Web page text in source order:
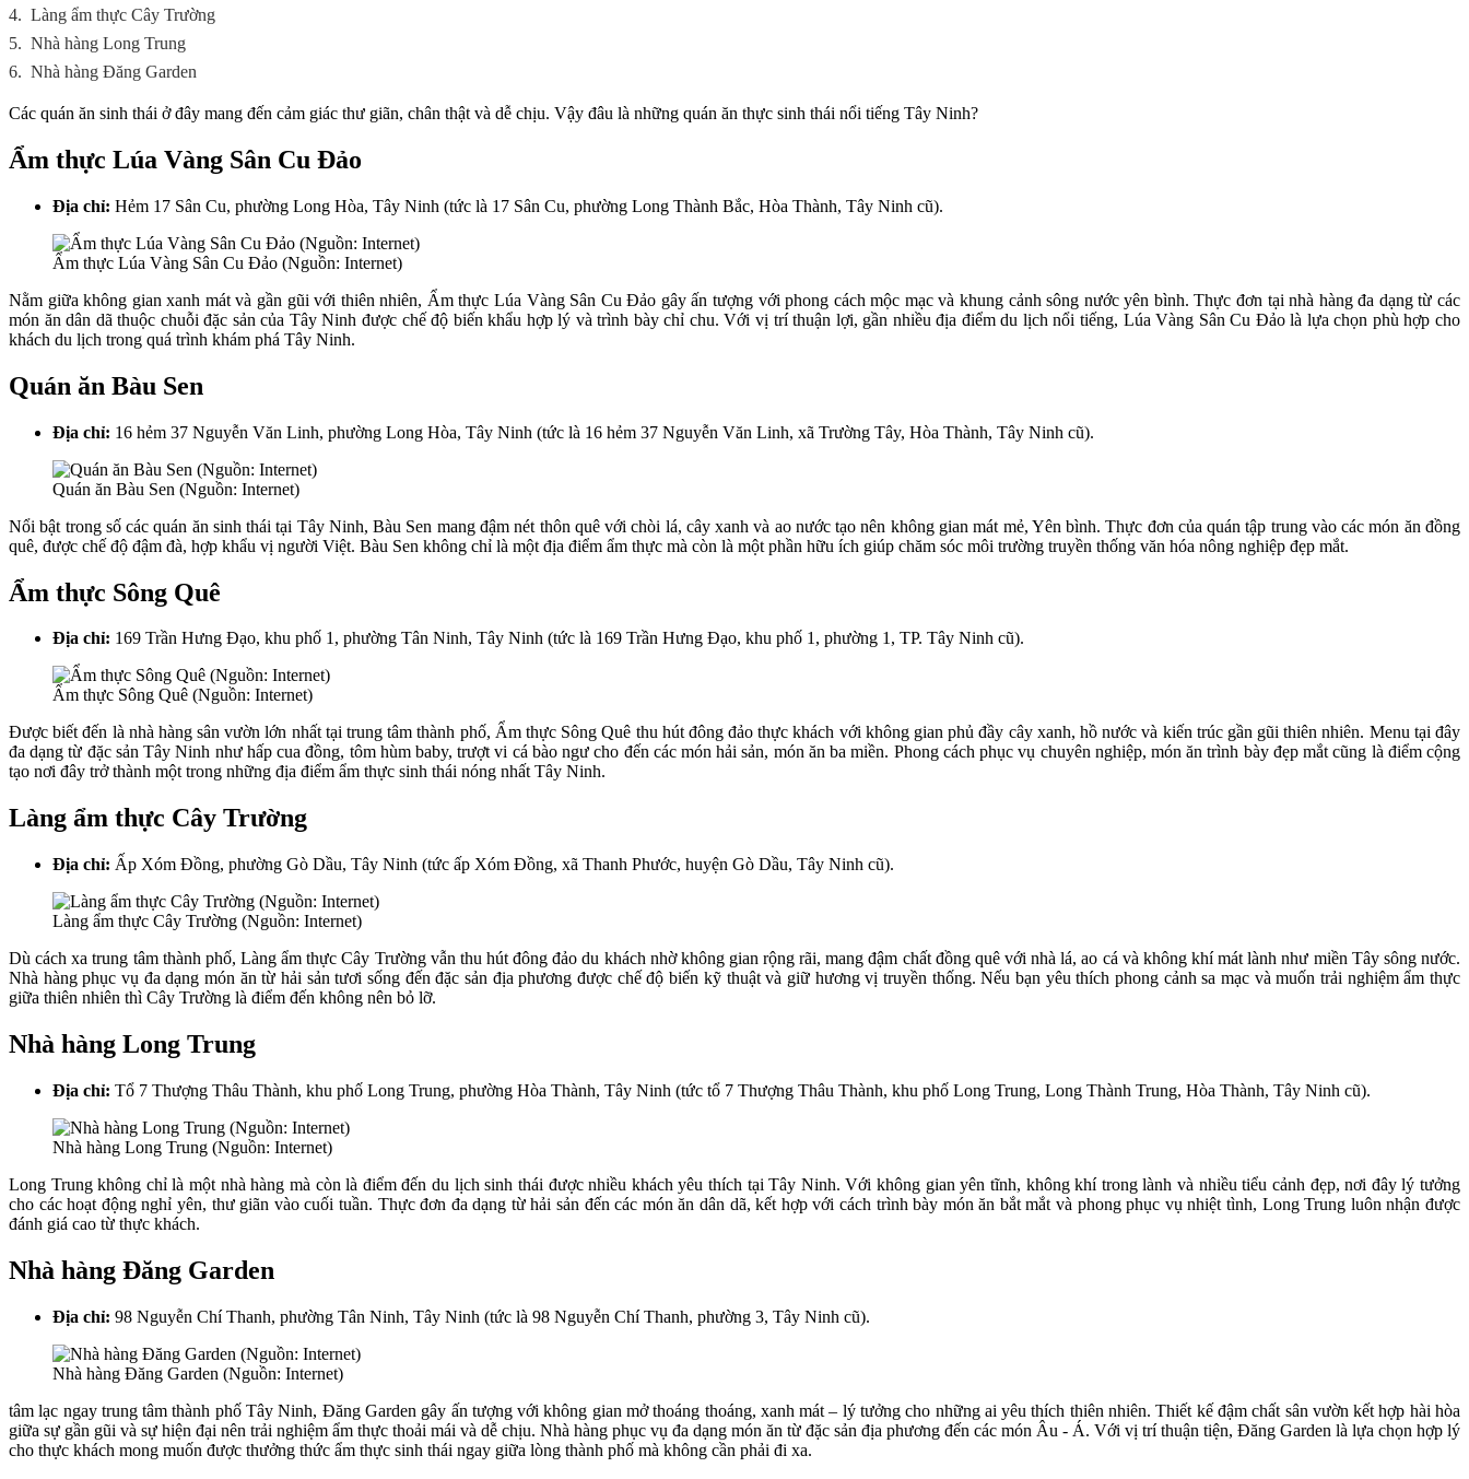
4. Làng ẩm thực Cây Trường
5. Nhà hàng Long Trung
6. Nhà hàng Đăng Garden
Các quán ăn sinh thái ở đây mang đến cảm giác thư giãn, chân thật và dễ chịu. Vậy đâu là những quán ăn thực sinh thái nổi tiếng Tây Ninh?
Ẩm thực Lúa Vàng Sân Cu Đảo
Địa chỉ: Hẻm 17 Sân Cu, phường Long Hòa, Tây Ninh (tức là 17 Sân Cu, phường Long Thành Bắc, Hòa Thành, Tây Ninh cũ).
Ẩm thực Lúa Vàng Sân Cu Đảo (Nguồn: Internet)
Nằm giữa không gian xanh mát và gần gũi với thiên nhiên, Ẩm thực Lúa Vàng Sân Cu Đảo gây ấn tượng với phong cách mộc mạc và khung cảnh sông nước yên bình. Thực đơn tại nhà hàng đa dạng từ các
món ăn dân dã thuộc chuỗi đặc sản của Tây Ninh được chế độ biến khẩu hợp lý và trình bày chỉ chu. Với vị trí thuận lợi, gần nhiều địa điểm du lịch nổi tiếng, Lúa Vàng Sân Cu Đảo là lựa chọn phù hợp cho
khách du lịch trong quá trình khám phá Tây Ninh.
Quán ăn Bàu Sen
Địa chỉ: 16 hẻm 37 Nguyễn Văn Linh, phường Long Hòa, Tây Ninh (tức là 16 hẻm 37 Nguyễn Văn Linh, xã Trường Tây, Hòa Thành, Tây Ninh cũ).
Quán ăn Bàu Sen (Nguồn: Internet)
Nổi bật trong số các quán ăn sinh thái tại Tây Ninh, Bàu Sen mang đậm nét thôn quê với chòi lá, cây xanh và ao nước tạo nên không gian mát mẻ, Yên bình. Thực đơn của quán tập trung vào các món ăn đồng
quê, được chế độ đậm đà, hợp khẩu vị người Việt. Bàu Sen không chỉ là một địa điểm ẩm thực mà còn là một phần hữu ích giúp chăm sóc môi trường truyền thống văn hóa nông nghiệp đẹp mắt.
Ẩm thực Sông Quê
Địa chỉ: 169 Trần Hưng Đạo, khu phố 1, phường Tân Ninh, Tây Ninh (tức là 169 Trần Hưng Đạo, khu phố 1, phường 1, TP. Tây Ninh cũ).
Ẩm thực Sông Quê (Nguồn: Internet)
Được biết đến là nhà hàng sân vườn lớn nhất tại trung tâm thành phố, Ẩm thực Sông Quê thu hút đông đảo thực khách với không gian phủ đầy cây xanh, hồ nước và kiến trúc gần gũi thiên nhiên. Menu tại đây
đa dạng từ đặc sản Tây Ninh như hấp cua đồng, tôm hùm baby, trượt vi cá bào ngư cho đến các món hải sản, món ăn ba miền. Phong cách phục vụ chuyên nghiệp, món ăn trình bày đẹp mắt cũng là điểm cộng
tạo nơi đây trở thành một trong những địa điểm ẩm thực sinh thái nóng nhất Tây Ninh.
Làng ẩm thực Cây Trường
Địa chỉ: Ấp Xóm Đồng, phường Gò Dầu, Tây Ninh (tức ấp Xóm Đồng, xã Thanh Phước, huyện Gò Dầu, Tây Ninh cũ).
Làng ẩm thực Cây Trường (Nguồn: Internet)
Dù cách xa trung tâm thành phố, Làng ẩm thực Cây Trường vẫn thu hút đông đảo du khách nhờ không gian rộng rãi, mang đậm chất đồng quê với nhà lá, ao cá và không khí mát lành như miền Tây sông nước.
Nhà hàng phục vụ đa dạng món ăn từ hải sản tươi sống đến đặc sản địa phương được chế độ biến kỹ thuật và giữ hương vị truyền thống. Nếu bạn yêu thích phong cảnh sa mạc và muốn trải nghiệm ẩm thực
giữa thiên nhiên thì Cây Trường là điểm đến không nên bỏ lỡ.
Nhà hàng Long Trung
Địa chỉ: Tổ 7 Thượng Thâu Thành, khu phố Long Trung, phường Hòa Thành, Tây Ninh (tức tổ 7 Thượng Thâu Thành, khu phố Long Trung, Long Thành Trung, Hòa Thành, Tây Ninh cũ).
Nhà hàng Long Trung (Nguồn: Internet)
Long Trung không chỉ là một nhà hàng mà còn là điểm đến du lịch sinh thái được nhiều khách yêu thích tại Tây Ninh. Với không gian yên tĩnh, không khí trong lành và nhiều tiểu cảnh đẹp, nơi đây lý tưởng
cho các hoạt động nghỉ yên, thư giãn vào cuối tuần. Thực đơn đa dạng từ hải sản đến các món ăn dân dã, kết hợp với cách trình bày món ăn bắt mắt và phong phục vụ nhiệt tình, Long Trung luôn nhận được
đánh giá cao từ thực khách.
Nhà hàng Đăng Garden
Địa chỉ: 98 Nguyễn Chí Thanh, phường Tân Ninh, Tây Ninh (tức là 98 Nguyễn Chí Thanh, phường 3, Tây Ninh cũ).
Nhà hàng Đăng Garden (Nguồn: Internet)
tâm lạc ngay trung tâm thành phố Tây Ninh, Đăng Garden gây ấn tượng với không gian mở thoáng thoáng, xanh mát – lý tưởng cho những ai yêu thích thiên nhiên. Thiết kế đậm chất sân vườn kết hợp hài hòa
giữa sự gần gũi và sự hiện đại nên trải nghiệm ẩm thực thoải mái và dễ chịu. Nhà hàng phục vụ đa dạng món ăn từ đặc sản địa phương đến các món Âu - Á. Với vị trí thuận tiện, Đăng Garden là lựa chọn hợp lý
cho thực khách mong muốn được thưởng thức ẩm thực sinh thái ngay giữa lòng thành phố mà không cần phải đi xa.